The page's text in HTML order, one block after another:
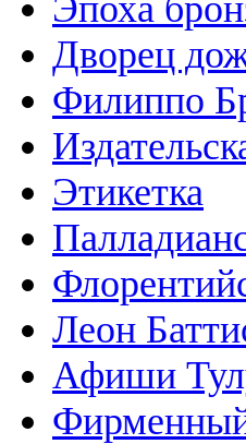
Эпоха
Дворец
Филиппо
Этикетка
Леон
Афиши